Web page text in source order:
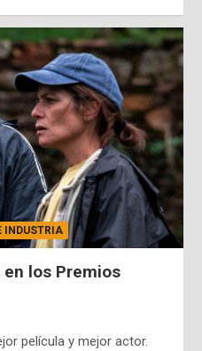
INDUSTRIA
en los Premios
película y mejor actor.